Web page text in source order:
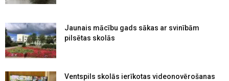
Jaunais mācību gads sākas ar svinībām
pilsētas skolās
Ventspils skolās ierīkotas videonovērošanas